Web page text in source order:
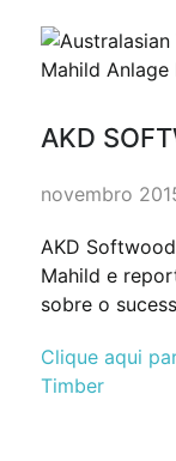
AKD
novembro
AKD
Mahild e
sobre o
Clique aqui
Timber